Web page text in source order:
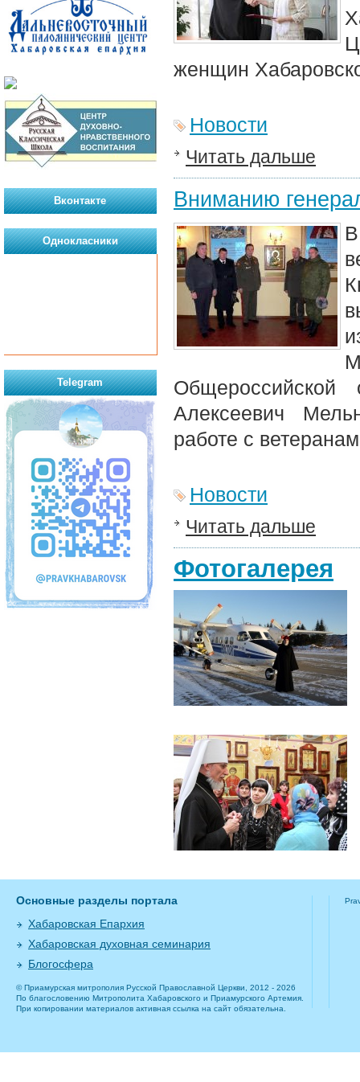
женщин
Новости
Читать дальше
Вниманию
Алексеевич
работе с
Новости
Читать дальше
Фотогалерея
Вконтакте
Однокласники
Telegram
Основные разделы портала
Хабаровская Епархия
Хабаровская духовная семинария
Блогосфера
© Приамурская митрополия Русской Православной Церкви, 2012 - 2026
По благословению Митрополита Хабаровского и Приамурского Артемия.
При копировании материалов активная ссылка на сайт обязательна.